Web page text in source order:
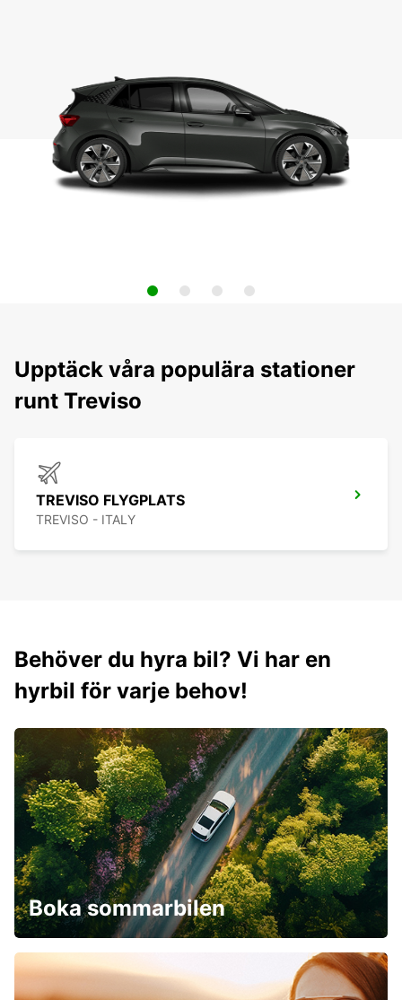
Upptäck våra populära stationer
runt Treviso
TREVISO FLYGPLATS
TREVISO - ITALY
Behöver du hyra bil? Vi har en
hyrbil för varje behov!
Boka sommarbilen